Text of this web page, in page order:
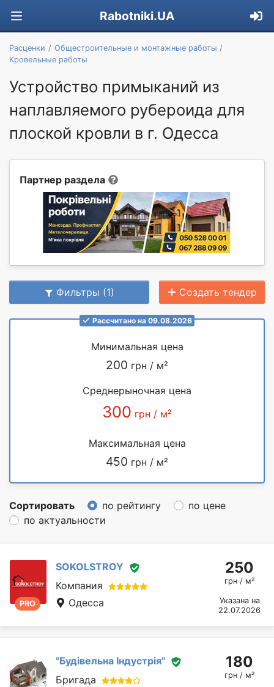
Rabotniki.UA
Расценки
Общестроительные и монтажные работы
Кровельные работы
Устройство примыканий из
наплавляемого рубероида для
плоской кровли в г. Одесса
Партнер раздела
Фильтры (1) Создать тендер
Рассчитано на 09.08.2026
Минимальная цена
200 грн / м²
Среднерыночная цена
300 грн / м²
Максимальная цена
450 грн / м²
Сортировать по рейтингу
по цене
по актуальности
PRO
SOKOLSTROY
Компания
Одесса
250
грн / м²
Указана на
22.07.2026
"Будівельна Індустрія"
Бригада
180
грн / м²